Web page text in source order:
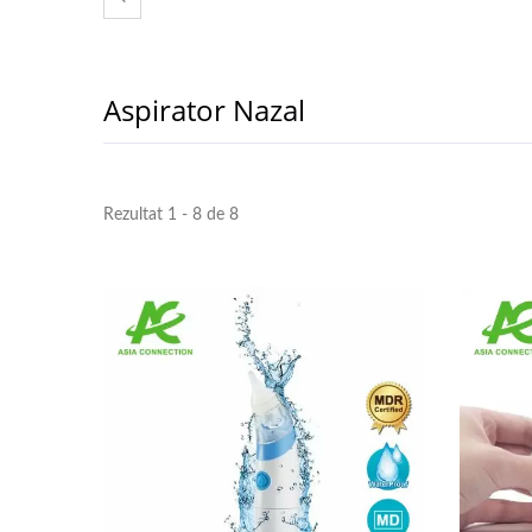
Aspirator Nazal
Rezultat 1 - 8 de 8